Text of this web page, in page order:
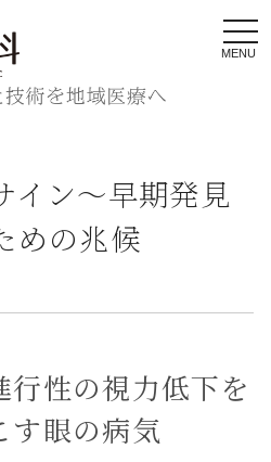
MENU
イン〜早期発見
めの兆候
行性の視力低下を
す眼の病気